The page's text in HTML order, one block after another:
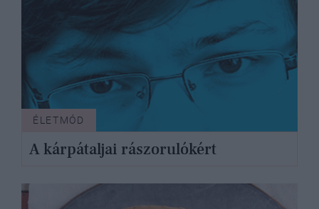
ÉLETMÓD
A kárpátaljai rászorulókért